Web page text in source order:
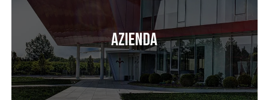
Azienda